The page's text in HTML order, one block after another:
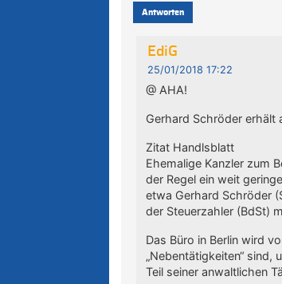
Antworten
EdiG
25/01/2018 17:22
@ AHA!
Gerhard Schröder erhält
Zitat Handlsblatt
Ehemalige Kanzler zum
der Regel ein weit
etwa Gerhard Schröder
der Steuerzahler (BdSt)
Das Büro in Berlin wird
„Nebentätigkeiten“
Teil seiner anwaltlichen